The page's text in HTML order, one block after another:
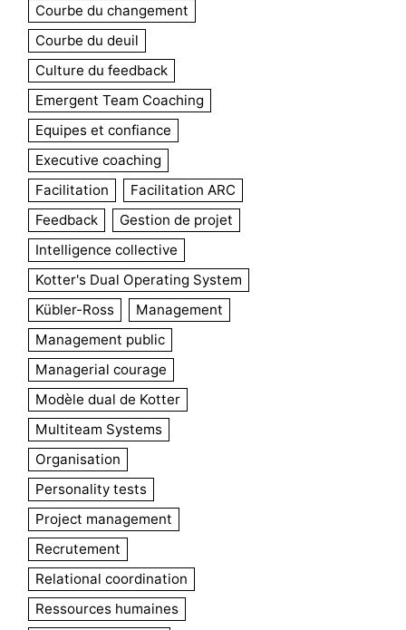
Courbe du changement
Courbe du deuil
Culture du feedback
Emergent Team Coaching
Equipes et confiance
Executive coaching
Facilitation
Facilitation ARC
Feedback
Gestion de projet
Intelligence collective
Kotter's Dual Operating System
Kübler-Ross
Management
Management public
Managerial courage
Modèle dual de Kotter
Multiteam Systems
Organisation
Personality tests
Project management
Recrutement
Relational coordination
Ressources humaines